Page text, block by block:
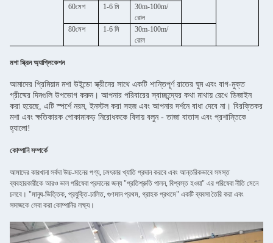
60মেশ
1-6 মি
30m-100m/
রোল
80মেশ
1-6 মি
30m-100m/
রোল
মশা স্ক্রিন অ্যাপ্লিকেশন
আমাদের প্রিমিয়াম মশা উইন্ডো স্ক্রীনের সাথে একটি শান্তিপূর্ণ রাতের ঘুম এবং বাগ-মুক্ত
গ্রীষ্মের দিনগুলি উপভোগ করুন। আপনার পরিবারের স্বাচ্ছন্দ্যের কথা মাথায় রেখে ডিজাইন
করা হয়েছে, এটি স্পর্শে নরম, ইনস্টল করা সহজ এবং আপনার দর্শনে বাধা দেবে না। বিরক্তিকর
মশা এবং ক্ষতিকারক পোকামাকড় নিরোধককে বিদায় বলুন - তাজা বাতাস এবং প্রশান্তিকে
হ্যালো!
কোম্পানি সম্পর্কে
আমাদের কারখানা সর্বদা উচ্চ-মানের পণ্য, চমৎকার খ্যাতি প্রদান করবে এবং আন্তরিকভাবে সমস্ত
ব্যবহারকারীকে আরও ভাল পরিষেবা প্রদানের জন্য "প্রতিশ্রুতি পালন, বিশ্বস্ত হওয়া" এর পরিষেবা নীতি মেনে
চলবে। "মানুষ-ভিত্তিক, প্রযুক্তি-চালিত, গুণমান প্রথম, গ্রাহক প্রথমে" একটি ব্যবসা তৈরি করা এবং
সমাজকে সেবা করা কোম্পানির লক্ষ্য।